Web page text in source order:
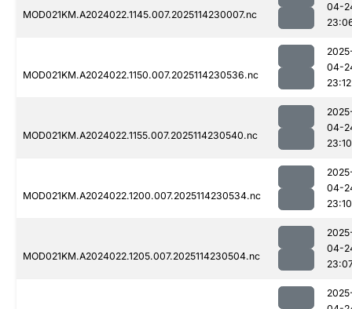
MOD021KM.A2024022.1145.007.2025114230007.nc
04-
MOD021KM.A2024022.1150.007.2025114230536.nc
04-
23:12
MOD021KM.A2024022.1155.007.2025114230540.nc
04-
23:10
MOD021KM.A2024022.1200.007.2025114230534.nc
04-
23:10
MOD021KM.A2024022.1205.007.2025114230504.nc
04-